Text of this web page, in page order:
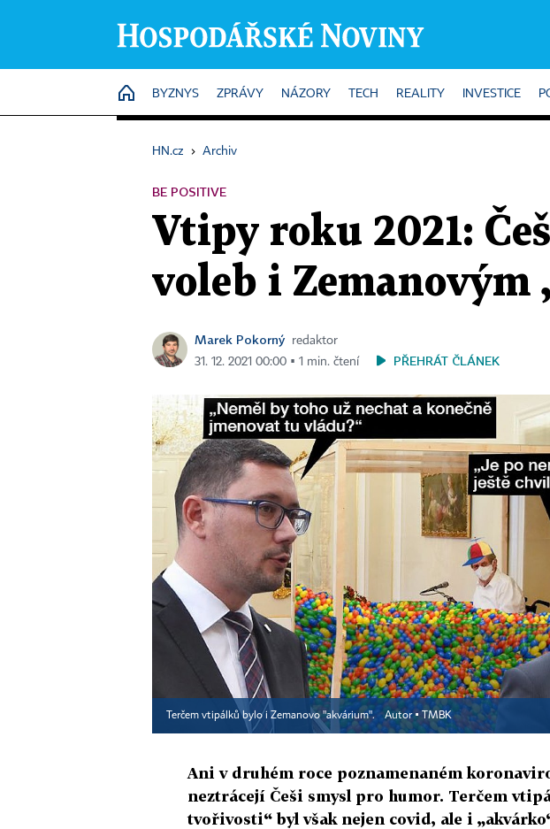
HOME
BYZNYS ZPRÁVY NÁZORY TECH REALITY INVESTICE
HN.cz › Archiv
BE POSITIVE
Vtipy roku 2021:
voleb i Zemanovým
Marek Pokorný
redaktor
31. 12. 2021 00:00 ▪ 1 min. čtení
PŘEHRÁT ČLÁNEK
Terčem vtipálků bylo i Zemanovo "akvárium". Autor ▪ TMBK
Ani v druhém roce poznamenaném
neztrácejí Češi smysl pro humor. Terčem
tvořivosti“ byl však nejen covid, ale i